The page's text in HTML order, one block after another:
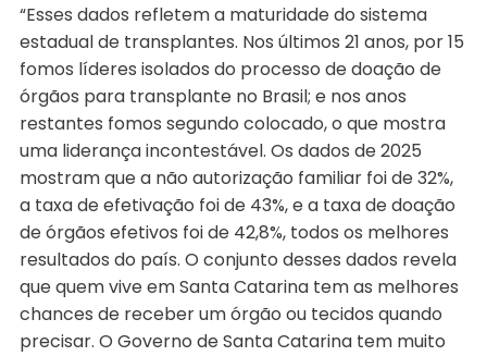
“Esses dados refletem a maturidade do sistema
estadual de transplantes. Nos últimos 21 anos, por 15
fomos líderes isolados do processo de doação de
órgãos para transplante no Brasil; e nos anos
restantes fomos segundo colocado, o que mostra
uma liderança incontestável. Os dados de 2025
mostram que a não autorização familiar foi de 32%,
a taxa de efetivação foi de 43%, e a taxa de doação
de órgãos efetivos foi de 42,8%, todos os melhores
resultados do país. O conjunto desses dados revela
que quem vive em Santa Catarina tem as melhores
chances de receber um órgão ou tecidos quando
precisar. O Governo de Santa Catarina tem muito